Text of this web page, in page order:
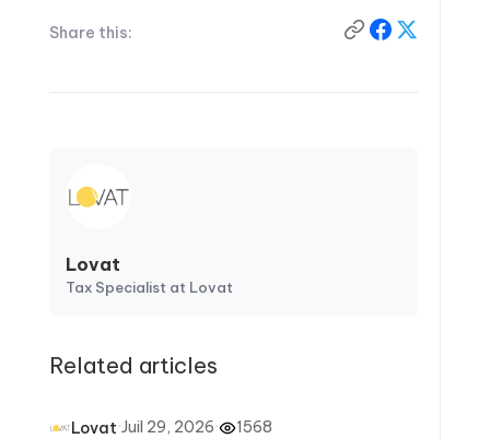
Share this:
Lovat
Tax Specialist at Lovat
Related articles
Lovat·Juil 29, 2026· 1568